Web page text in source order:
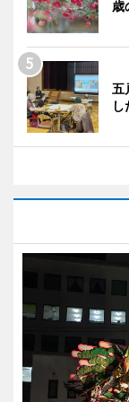
歳
五